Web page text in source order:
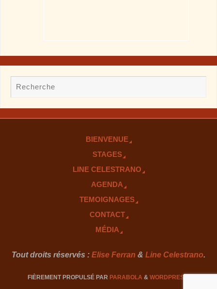
BIENVENUE
STAGES
LINE CELESTRANO
AGENDA
TEMOIGNAGES
CONTACT
MÉDIA
Tout droits réservés : Elise Ferran & Line Celestrano.
FIÈREMENT PROPULSÉ PAR PARABOLA & WORDPRESS.